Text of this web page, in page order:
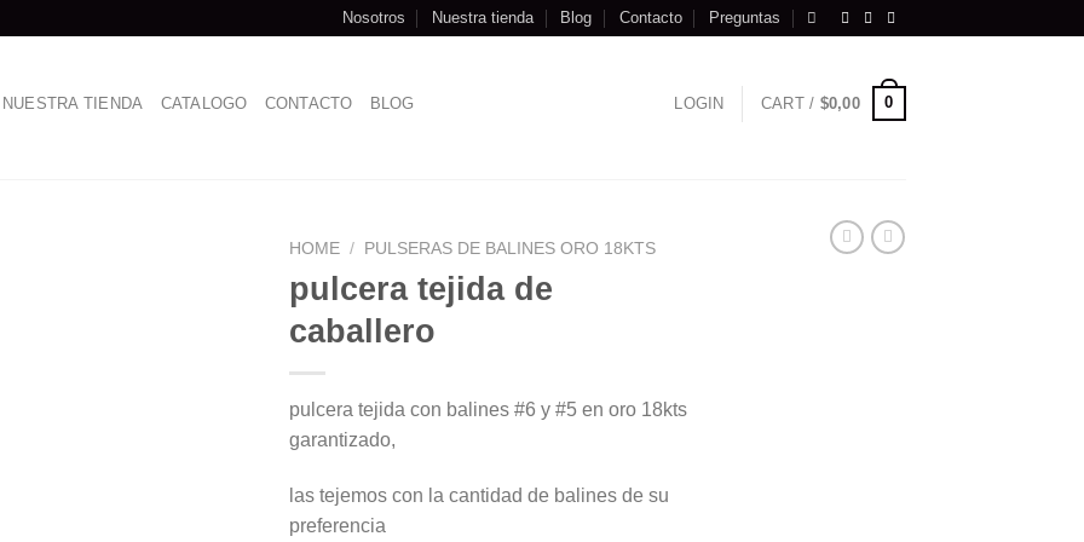
Nosotros Nuestra tienda Blog Contacto Preguntas
NUESTRA TIENDA CATALOGO CONTACTO BLOG LOGIN CART / $0,00 0
HOME / PULSERAS DE BALINES ORO 18KTS
pulcera tejida de
caballero
pulcera tejida con balines #6 y #5 en oro 18kts
garantizado,
las tejemos con la cantidad de balines de su
preferencia